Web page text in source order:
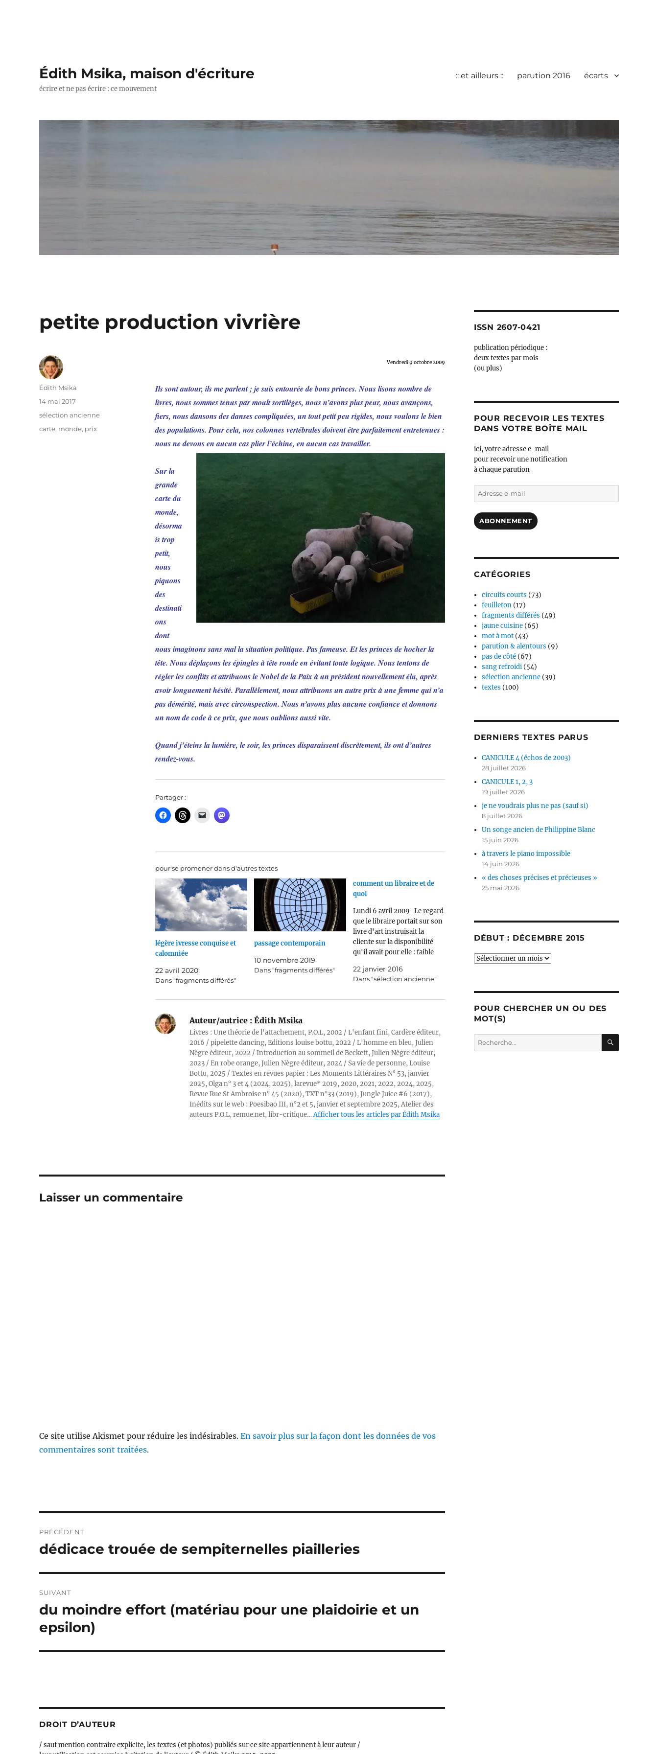
Édith Msika, maison d'écriture
écrire et ne pas écrire : ce mouvement
:: et ailleurs :: parution 2016 écarts
petite production vivrière
Vendredi 9 octobre 2009
Ils sont autour, ils me parlent ; je suis entourée de bons princes. Nous lisons nombre de
livres, nous sommes tenus par moult sortilèges, nous n’avons plus peur, nous avançons,
fiers, nous dansons des danses compliquées, un tout petit peu rigides, nous voulons le bien
des populations. Pour cela, nos colonnes vertébrales doivent être parfaitement entretenues :
nous ne devons en aucun cas plier l’échine, en aucun cas travailler.
Sur la
grande
carte du
monde,
désorma
is trop
petit,
nous
piquons
des
destinati
ons
dont
nous imaginons sans mal la situation politique. Pas fameuse. Et les princes de hocher la
tête. Nous déplaçons les épingles à tête ronde en évitant toute logique. Nous tentons de
régler les conflits et attribuons le Nobel de la Paix à un président nouvellement élu, après
avoir longuement hésité. Parallèlement, nous attribuons un autre prix à une femme qui n’a
pas démérité, mais avec circonspection. Nous n’avons plus aucune confiance et donnons
un nom de code à ce prix, que nous oublions aussi vite.
Quand j’éteins la lumière, le soir, les princes disparaissent discrètement, ils ont d’autres
rendez-vous.
Partager :
pour se promener dans d'autres textes
légère ivresse conquise et
calomniée
22 avril 2020
Dans "fragments différés"
passage contemporain
10 novembre 2019
Dans "fragments différés"
comment un libraire et de
quoi
Lundi 6 avril 2009 Le regard
que le libraire portait sur son
livre d'art instruisait la
cliente sur la disponibilité
qu'il avait pour elle : faible
brûlante. Mais la cliente ne
voulait pas tant savoir
22 janvier 2016
Dans "sélection ancienne"
Auteur/autrice :Édith Msika
Livres : Une théorie de l'attachement, P.O.L, 2002 / L'enfant fini, Cardère éditeur,
2016 / pipelette dancing, Editions louise bottu, 2022 / L'homme en bleu, Julien
Nègre éditeur, 2022 / Introduction au sommeil de Beckett, Julien Nègre éditeur,
2023 / En robe orange, Julien Nègre éditeur, 2024 / Sa vie de personne, Louise
Bottu, 2025 / Textes en revues papier : Les Moments Littéraires N° 53, janvier
2025, Olga n° 3 et 4 (2024, 2025), larevue* 2019, 2020, 2021, 2022, 2024, 2025,
Revue Rue St Ambroise n° 45 (2020), TXT n°33 (2019), Jungle Juice #6 (2017),
Inédits sur le web : Poesibao III, n°2 et 5, janvier et septembre 2025, Atelier des
auteurs P.O.L, remue.net, libr-critique…Afficher tous les articles par Édith Msika
Auteur
Édith Msika
Publié
le
14 mai 2017
Catégories
sélection ancienne
Étiquettes
carte, monde, prix
Laisser un commentaire
Ce site utilise Akismet pour réduire les indésirables.En savoir plus sur la façon dont les données de vos
commentaires sont traitées.
de
PRÉCÉDENT
Publication
dédicace trouée de sempiternelles piailleries
SUIVANT
Publication
suivante :
du moindre effort (matériau pour une plaidoirie et un
epsilon)
DROIT D’AUTEUR
/ sauf mention contraire explicite, les textes (et photos) publiés sur ce site appartiennent à leur auteur /
ISSN 2607-0421
publication périodique :
deux textes par mois
(ou plus)
POUR RECEVOIR LES TEXTES
DANS VOTRE BOÎTE MAIL
ici, votre adresse e-mail
pour recevoir une notification
à chaque parution
Adresse
e-
ABONNEMENT
CATÉGORIES
circuits courts (73)
feuilleton (17)
fragments différés (49)
jaune cuisine (65)
mot à mot (43)
parution & alentours (9)
pas de côté (67)
sang refroidi (54)
sélection ancienne (39)
textes (100)
DERNIERS TEXTES PARUS
CANICULE 4 (échos de 2003)
28 juillet 2026
CANICULE 1, 2, 3
19 juillet 2026
je ne voudrais plus ne pas (sauf si)
8 juillet 2026
Un songe ancien de Philippine Blanc
15 juin 2026
à travers le piano impossible
14 juin 2026
« des choses précises et précieuses »
25 mai 2026
DÉBUT : DÉCEMBRE 2015
début
POUR CHERCHER UN OU DES
MOT(S)
Recherche
pour :